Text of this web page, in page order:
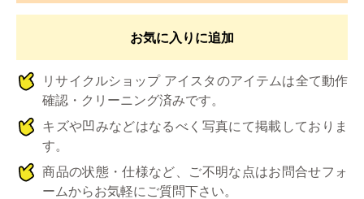
お気に入りに追加
リサイクルショップ アイスタのアイテムは全て動作
確認・クリーニング済みです。
キズや凹みなどはなるべく写真にて掲載しておりま
す。
商品の状態・仕様など、ご不明な点はお問合せフォ
ームからお気軽にご質問下さい。